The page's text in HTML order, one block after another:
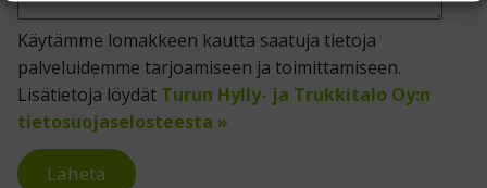
Käytämme lomakkeen kautta saatuja tietoja
palveluidemme tarjoamiseen ja toimittamiseen.
Lisätietoja löydät Turun Hylly- ja Trukkitalo Oy:n
tietosuojaselosteesta »
Lähetä